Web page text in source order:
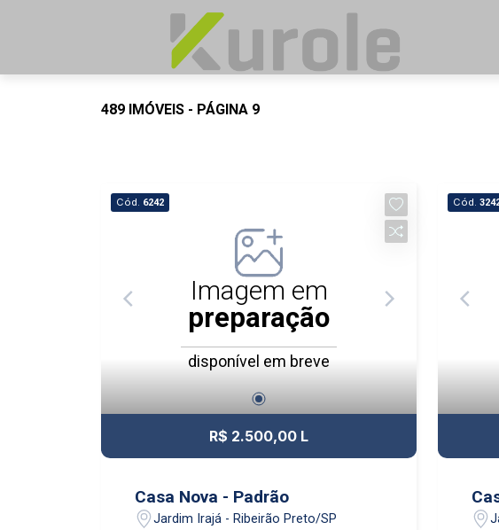
489 IMÓVEIS - PÁGINA 9
Cód. 6242
Imagem em
preparação
disponível em breve
R$ 2.500,00 L
Casa Nova - Padrão
Jardim Irajá - Ribeirão Preto/SP
Cód.